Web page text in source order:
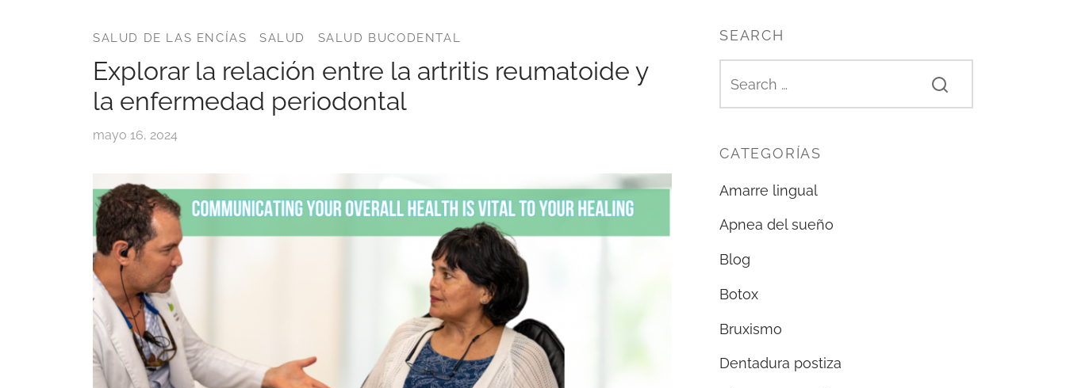
SALUD DE LAS ENCÍAS SALUD SALUD BUCODENTAL
Explorar la relación entre la artritis reumatoide y
la enfermedad periodontal
mayo 16, 2024
SEARCH
CATEGORÍAS
Amarre lingual
Apnea del sueño
Blog
Botox
Bruxismo
Dentadura postiza